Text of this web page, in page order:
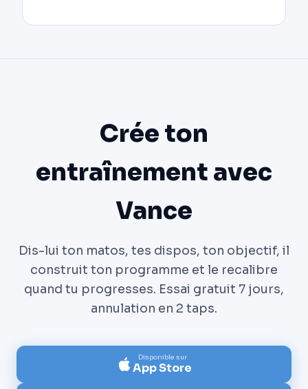
Crée ton
entraînement avec
Vance
Dis-lui ton matos, tes dispos, ton objectif, il
construit ton programme et le recalibre
quand tu progresses. Essai gratuit 7 jours,
annulation en 2 taps.
Disponible sur
App Store